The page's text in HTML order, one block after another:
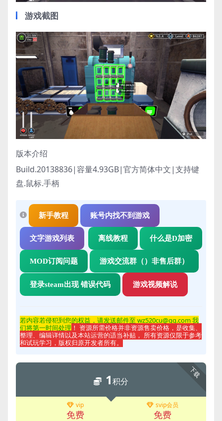
游戏截图
版本介绍
Build.20138836|容量4.93GB|官方简体中文|支持键
盘.鼠标.手柄
新手教程 账号内找不到游戏
文字游戏列表 离线教程 什么是D加密
MOD订阅问题 游戏交流群（）非售后群）
登录steam出现 错误代码 游戏视频解说
若内容若侵犯到您的权益，请发送邮件至 wz520cu@qq.com 我
们将第一时间处理 ！ 资源所需价格并非资源售卖价格，是收集、
整理、编辑详情以及本站运营的适当补贴， 所有资源仅限于参考
和试玩学习，版权归原开发者所有。
下载
1积分
vip
免费
svip会员
免费